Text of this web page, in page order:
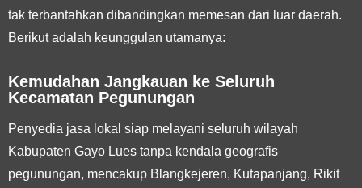
tak terbantahkan dibandingkan memesan dari luar daerah.
Berikut adalah keunggulan utamanya:
Kemudahan Jangkauan ke Seluruh
Kecamatan Pegunungan
Penyedia jasa lokal siap melayani seluruh wilayah
Kabupaten Gayo Lues tanpa kendala geografis
pegunungan, mencakup Blangkejeren, Kutapanjang, Rikit